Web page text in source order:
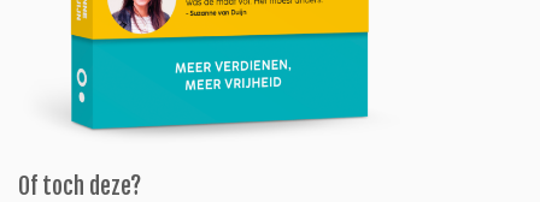
Of toch deze?